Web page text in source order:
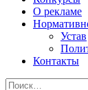
О рекламе
Устав
Контакты
Найти: